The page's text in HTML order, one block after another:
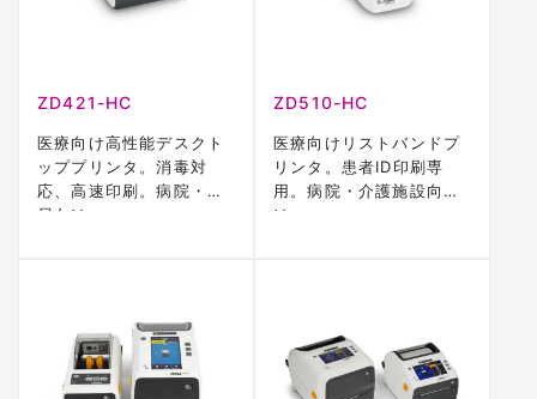
ZD421-HC
医療向け高性能デスクト
ッププリンタ。消毒対
応、高速印刷。病院・薬
局向け。
ZD510-HC
医療向けリストバンドプ
リンタ。患者ID印刷専
用。病院・介護施設向
け。